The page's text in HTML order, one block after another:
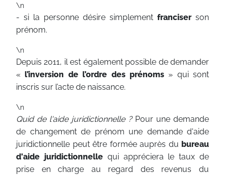
\n
- si la personne désire simplement franciserson
prénom.
\n
Depuis 2011, il est également possible de demander
«l’inversion de l’ordre des prénoms» qui sont
inscris sur l’acte de naissance.
\n
Quid de l'aide juridictionnelle ?Pour une demande
de changement de prénom une demande d'aide
juridictionnelle peut être formée auprès du bureau
d'aide juridictionnellequi appréciera le taux de
prise en charge au regard des revenus du